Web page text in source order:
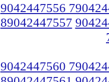
9042447556
89042447557
9042447560